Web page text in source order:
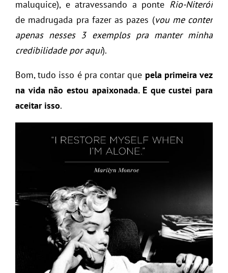
maluquice), e atravessando a ponte Rio-Niterói
de madrugada pra fazer as pazes (vou me conter
apenas nesses 3 exemplos pra manter minha
credibilidade por aqui).
Bom, tudo isso é pra contar que pela primeira vez
na vida não estou apaixonada. E que custei para
aceitar isso.